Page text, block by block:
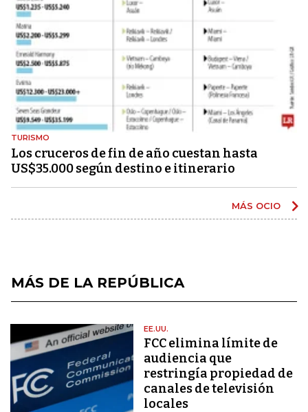
TURISMO
Los cruceros de fin de año cuestan hasta
US$35.000 según destino e itinerario
MÁS OCIO
MÁS DE LA REPÚBLICA
EE.UU.
FCC elimina límite de
audiencia que
restringía propiedad de
canales de televisión
locales